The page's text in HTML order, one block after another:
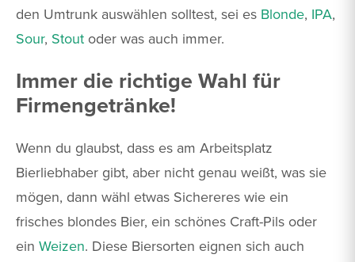
den Umtrunk auswählen solltest, sei es Blonde, IPA,
Sour, Stout oder was auch immer.
Immer die richtige Wahl für
Firmengetränke!
Wenn du glaubst, dass es am Arbeitsplatz
Bierliebhaber gibt, aber nicht genau weißt, was sie
mögen, dann wähl etwas Sichereres wie ein
frisches blondes Bier, ein schönes Craft-Pils oder
ein Weizen. Diese Biersorten eignen sich auch